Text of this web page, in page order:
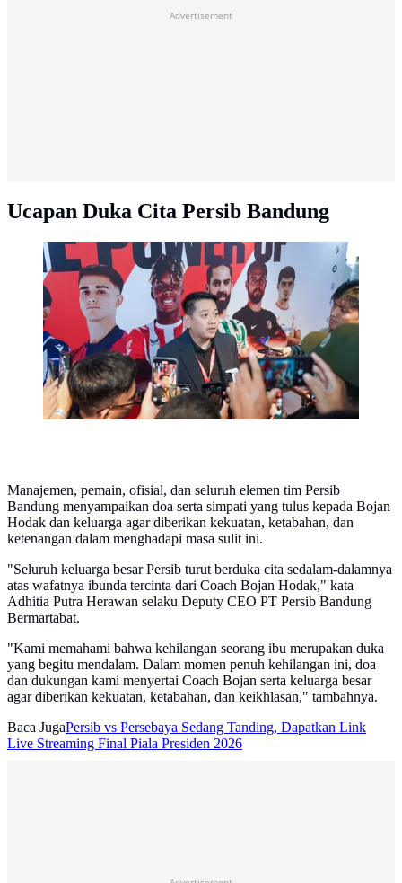
Advertisement
Ucapan Duka Cita Persib Bandung
Direktur Olahraga PT Persib Bandung Bermartabat,
Adhitia Herawan, pada acara LALIGA ExtraTime di
TopGolf, Jakarat Selatan, Rabu (26/2/2025). (La Liga)
Manajemen, pemain, ofisial, dan seluruh elemen tim Persib
Bandung menyampaikan doa serta simpati yang tulus kepada Bojan
Hodak dan keluarga agar diberikan kekuatan, ketabahan, dan
ketenangan dalam menghadapi masa sulit ini.
"Seluruh keluarga besar Persib turut berduka cita sedalam-dalamnya
atas wafatnya ibunda tercinta dari Coach Bojan Hodak," kata
Adhitia Putra Herawan selaku Deputy CEO PT Persib Bandung
Bermartabat.
"Kami memahami bahwa kehilangan seorang ibu merupakan duka
yang begitu mendalam. Dalam momen penuh kehilangan ini, doa
dan dukungan kami menyertai Coach Bojan serta keluarga besar
agar diberikan kekuatan, ketabahan, dan keikhlasan," tambahnya.
Baca JugaPersib vs Persebaya Sedang Tanding, Dapatkan Link
Live Streaming Final Piala Presiden 2026